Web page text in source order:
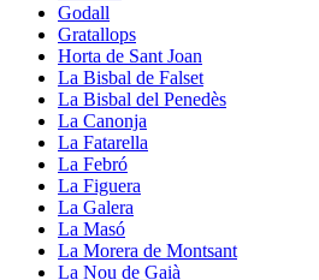
Godall
Gratallops
Horta de Sant Joan
La Bisbal de Falset
La Bisbal del Penedès
La Canonja
La Fatarella
La Febró
La Figuera
La Galera
La Masó
La Morera de Montsant
La Nou de Gaià